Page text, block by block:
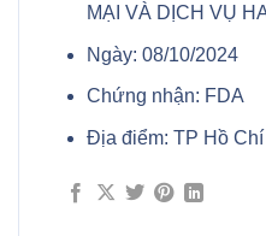
MẠI VÀ DỊCH VỤ
Ngày: 08/10/2024
Chứng nhận: FDA
Địa điểm: TP Hồ